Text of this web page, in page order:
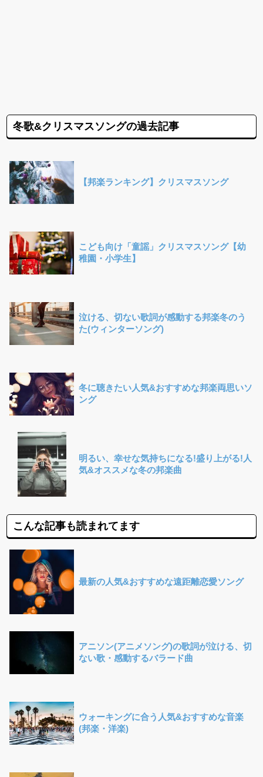
冬歌&クリスマスソングの過去記事
【邦楽ランキング】クリスマスソング
こども向け「童謡」クリスマスソング【幼
稚園・小学生】
泣ける、切ない歌詞が感動する邦楽冬のう
た(ウィンターソング)
冬に聴きたい人気&おすすめな邦楽両思いソ
ング
明るい、幸せな気持ちになる!盛り上がる!人
気&オススメな冬の邦楽曲
こんな記事も読まれてます
最新の人気&おすすめな遠距離恋愛ソング
アニソン(アニメソング)の歌詞が泣ける、切
ない歌・感動するバラード曲
ウォーキングに合う人気&おすすめな音楽
(邦楽・洋楽)